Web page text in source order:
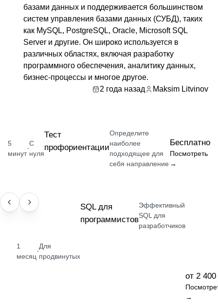
базами данных и поддерживается большинством
систем управления базами данных (СУБД), таких
как MySQL, PostgreSQL, Oracle, Microsoft SQL
Server и другие. Он широко используется в
различных областях, включая разработку
программного обеспечения, аналитику данных,
бизнес-процессы и многое другое.
2 года назад
Maksim Litvinov
5
минут
·
С
нуля
Тест
профориентации
Определите
наиболее
подходящее для
себя направление
Бесплатно
Посмотреть
→
НАВЫК
1
месяц
·
Для
продвинутых
SQL для
программистов
Эффективный
SQL для
разработчиков
от 2
→